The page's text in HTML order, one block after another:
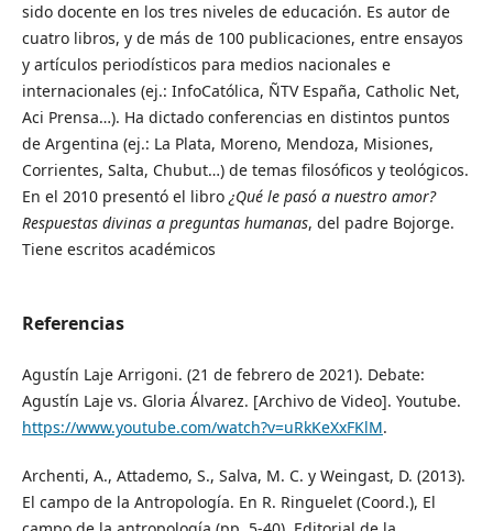
sido docente en los tres niveles de educación. Es autor de
cuatro libros, y de más de 100 publicaciones, entre ensayos
y artículos periodísticos para medios nacionales e
internacionales (ej.: InfoCatólica, ÑTV España, Catholic Net,
Aci Prensa…). Ha dictado conferencias en distintos puntos
de Argentina (ej.: La Plata, Moreno, Mendoza, Misiones,
Corrientes, Salta, Chubut…) de temas filosóficos y teológicos.
En el 2010 presentó el libro ¿Qué le pasó a nuestro amor?
Respuestas divinas a preguntas humanas, del padre Bojorge.
Tiene escritos académicos
Referencias
Agustín Laje Arrigoni. (21 de febrero de 2021). Debate:
Agustín Laje vs. Gloria Álvarez. [Archivo de Video]. Youtube.
https://www.youtube.com/watch?v=uRkKeXxFKlM.
Archenti, A., Attademo, S., Salva, M. C. y Weingast, D. (2013).
El campo de la Antropología. En R. Ringuelet (Coord.), El